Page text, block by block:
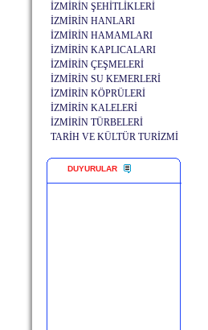
İZMİRİN ŞEHİTLİKLERİ
İZMİRİN HANLARI
İZMİRİN HAMAMLARI
İZMİRİN KAPLICALARI
İZMİRİN ÇEŞMELERİ
İZMİRİN SU KEMERLERİ
İZMİRİN KÖPRÜLERİ
İZMİRİN KALELERİ
İZMİRİN TÜRBELERİ
TARİH VE KÜLTÜR TURİZMİ
DUYURULAR